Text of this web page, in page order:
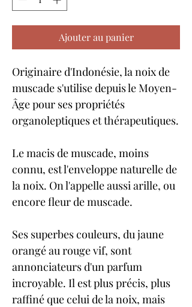
Ajouter au panier
Originaire d'Indonésie, la noix de
muscade s'utilise depuis le Moyen-
Âge pour ses propriétés
organoleptiques et thérapeutiques.
Le macis de muscade, moins
connu, est l'enveloppe naturelle de
la noix. On l'appelle aussi arille, ou
encore fleur de muscade.
Ses superbes couleurs, du jaune
orangé au rouge vif, sont
annonciateurs d'un parfum
incroyable. Il est plus précis, plus
raffiné que celui de la noix, mais